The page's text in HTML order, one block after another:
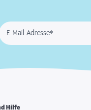
E-Mail-Adresse*
Hilfe